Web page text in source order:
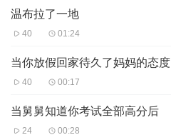
温布拉了一地
40 01:24
当你放假回家待久了妈妈的态度
40 00:17
当舅舅知道你考试全部高分后
24 00:28